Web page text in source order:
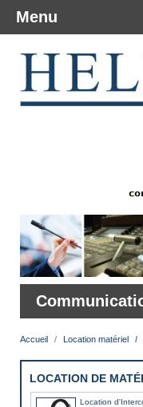
Accueil Location matériel
LOCATION DE
Location
Menu